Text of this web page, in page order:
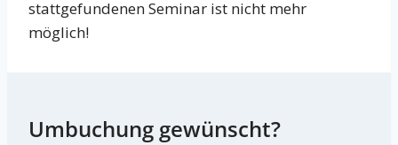
stattgefundenen Seminar ist nicht mehr
möglich!
Umbuchung gewünscht?